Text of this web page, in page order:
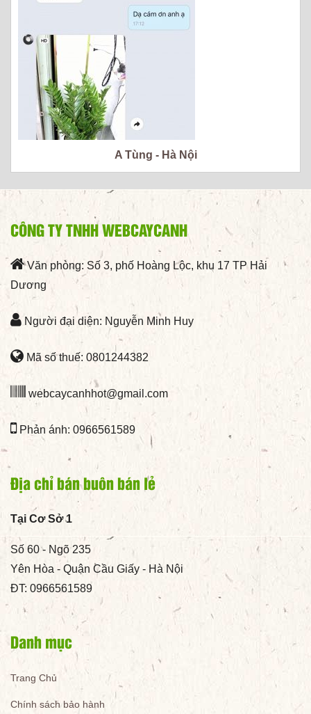
A Tùng - Hà Nội
CÔNG TY TNHH WEBCAYCANH
Văn phòng: Số 3, phố Hoàng Lộc, khu 17 TP Hải
Dương
Người đại diện: Nguyễn Minh Huy
Mã số thuế: 0801244382
webcaycanhhot@gmail.com
Phản ánh: 0966561589
Địa chỉ bán buôn bán lẻ
Tại Cơ Sở 1
Số 60 - Ngõ 235
Yên Hòa - Quận Cầu Giấy - Hà Nội
ĐT: 0966561589
Danh mục
Trang Chủ
Chính sách bảo hành